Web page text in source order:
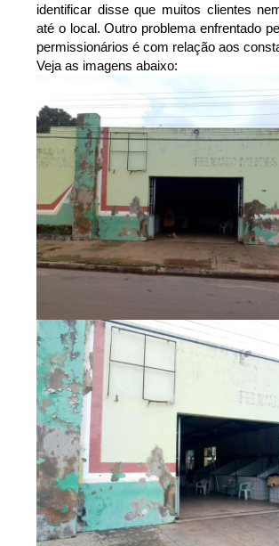
identificar disse que muitos clientes
até o local. Outro problema enfrentado
permissionários é com relação aos
Veja as imagens abaixo: